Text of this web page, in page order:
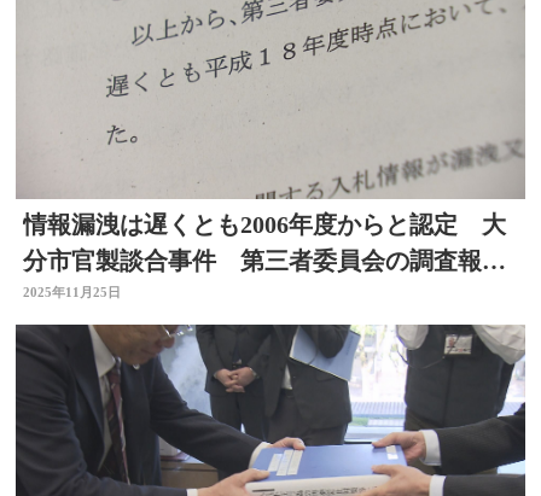
情報漏洩は遅くとも2006年度からと認定 大
分市官製談合事件 第三者委員会の調査報告
書公表
2025年11月25日